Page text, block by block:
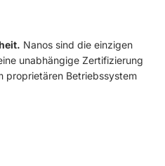
Nanos sind die einzigen
unabhängige Zertifizierung
proprietären Betriebssystem